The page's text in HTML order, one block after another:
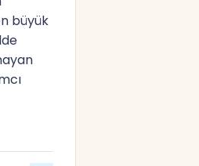
büyük